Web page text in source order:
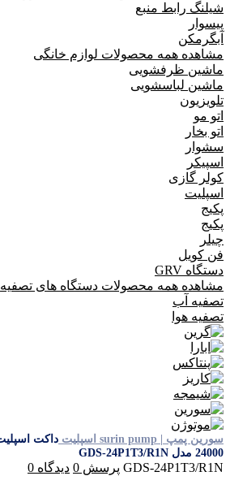
شیلنگ رابط منبع
پیسوار
آبگرمکن
مشاهده همه محصولات لوازم خانگی
ماشین ظرفشویی
ماشین لباسشویی
تلویزیون
اتو مو
اتو بخار
سشوار
اسپیکر
کولر گازی
اسپلیت
پکیج
پکیج
چیلر
فن کویل
دستگاه GRV
مشاهده همه محصولات دستگاه های تصفیه
تصفیه آب
تصفیه هوا
سورین پمپ | surin pump اسپلیت
24000 مدل GDS-24P1T3/R1N
GDS-24P1T3/R1N پرسش 0 دیدگاه 0